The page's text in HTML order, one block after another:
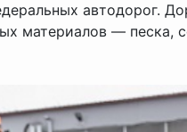
автодорог.
материалов — песка,